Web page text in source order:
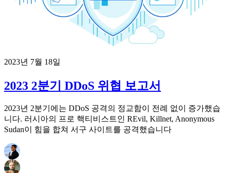
2023년 7월 18일
2023 2분기 DDoS 위협 보고서
2023년 2분기에는 DDoS 공격의 정교함이 전례 없이 증가했습
니다. 러시아의 프로 핵티비스트인 REvil, Killnet, Anonymous
Sudan이 힘을 합쳐 서구 사이트를 공격했습니다